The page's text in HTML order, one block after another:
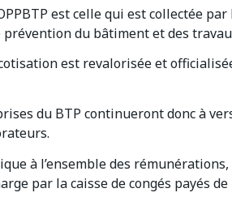
est celle qui est collectée
prévention du bâtiment et des
est revalorisée et
du BTP continueront donc à
à l’ensemble des
par la caisse de congés payés